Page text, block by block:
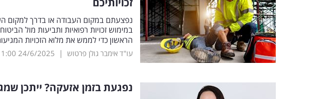
נפצעתם במקום העבודה או בדרך למקום
במימוש זכויות רפואיות ותביעות מול
הראשון כדי לממש את מלוא הזכויות
עו"ד אימבר גולן פרטוש |
24/6/2025
נפגעת בזמן אזעקה? ייתכן